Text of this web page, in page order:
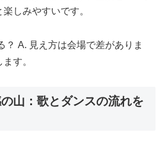
しみやすいです。
？ A. 見え方は会場で差がありま
す。
山：歌とダンスの流れを